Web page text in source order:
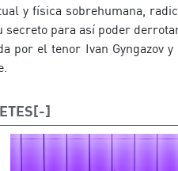
y física sobrehumana,
para así poder
por el tenor Ivan Gyngazov